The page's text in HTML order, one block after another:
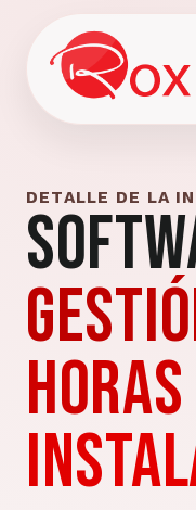
DETALLE DE LA
horas